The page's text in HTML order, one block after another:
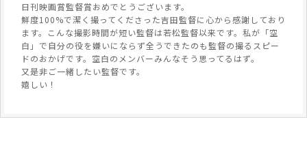
日刊映画賞監督賞おめでとうございます。
鮮度100%で潔く撮ってくださった吉田監督に心から感謝しており
ます。こんな撮影時間が短い監督は若松監督以来です。私が「空
白」で自分の役を嫌いにならず全うできたのも監督の撮るスピー
ドのおかげです。空白のメンバーみんなそう思ってるはず。
又是非ご一緒したい監督です。
嬉しい！